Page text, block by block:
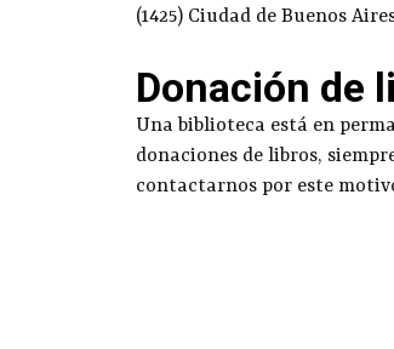
(1425) Ciudad de Buenos
Donación de
Una biblioteca está en
donaciones de libros,
contactarnos por este